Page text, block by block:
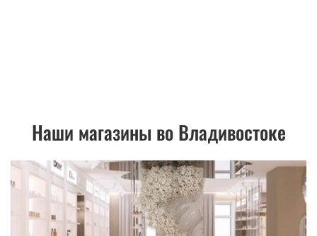
Наши магазины во Владивостоке